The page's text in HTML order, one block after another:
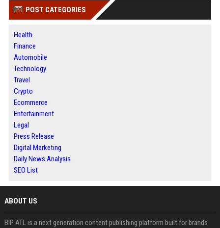
POST CATEGORIES
Health
Finance
Automobile
Technology
Travel
Crypto
Ecommerce
Entertainment
Legal
Press Release
Digital Marketing
Daily News Analysis
SEO List
ABOUT US
BIP ATL is a next generation content publishing platform built for brands